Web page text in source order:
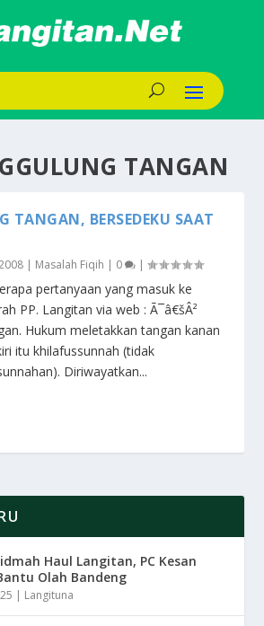
TANGAN
TANGAN, BERSEDEKU SAAT
| Masalah Fiqih | 0 |
pertanyaan yang masuk ke
PP. Langitan via web : Ã¯â€šÂ²
Hukum meletakkan tangan kanan
itu khilafussunnah (tidak
Diriwayatkan...
Haul Langitan, PC Kesan
Olah Bandeng
| Langituna